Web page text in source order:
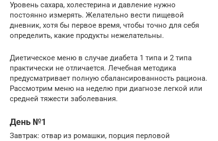
Уровень сахара, холестерина и давление нужно
постоянно измерять. Желательно вести пищевой
дневник, хотя бы первое время, чтобы точно для себя
определить, какие продукты нежелательны.
Диетическое меню в случае диабета 1 типа и 2 типа
практически не отличается. Лечебная методика
предусматривает полную сбалансированность рациона.
Рассмотрим меню на неделю при диагнозе легкой или
средней тяжести заболевания.
День №1
Завтрак: отвар из ромашки, порция перловой